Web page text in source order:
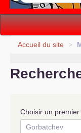
Vie politique
Comprendre...
Accueil du site >
Choisir un